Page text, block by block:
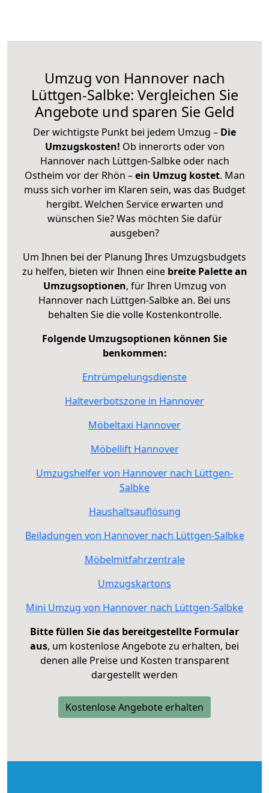
Umzug von Hannover nach
Lüttgen-Salbke: Vergleichen Sie
Angebote und sparen Sie Geld
Der wichtigste Punkt bei jedem Umzug – Die
Umzugskosten! Ob innerorts oder von
Hannover nach Lüttgen-Salbke oder nach
Ostheim vor der Rhön –ein Umzug kostet. Man
muss sich vorher im Klaren sein, was das Budget
hergibt. Welchen Service erwarten und
wünschen Sie? Was möchten Sie dafür
ausgeben?
Um Ihnen bei der Planung Ihres Umzugsbudgets
zu helfen, bieten wir Ihnen eine breite Palette an
Umzugsoptionen, für Ihren Umzug von
Hannover nach Lüttgen-Salbke an. Bei uns
behalten Sie die volle Kostenkontrolle.
Folgende Umzugsoptionen können Sie
benkommen:
Entrümpelungsdienste
Halteverbotszone in Hannover
Möbeltaxi Hannover
Möbellift Hannover
Umzugshelfer von Hannover nach Lüttgen-
Salbke
Haushaltsauflösung
Beiladungen von Hannover nach Lüttgen-Salbke
Möbelmitfahrzentrale
Umzugskartons
Mini Umzug von Hannover nach Lüttgen-Salbke
Bitte füllen Sie das bereitgestellte Formular
aus, um kostenlose Angebote zu erhalten, bei
denen alle Preise und Kosten transparent
dargestellt werden
Kostenlose Angebote erhalten